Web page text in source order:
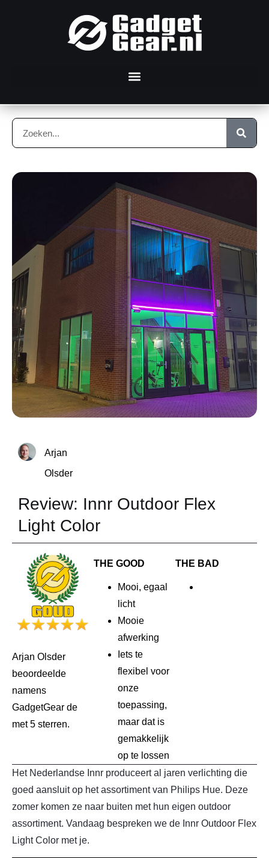
Arjan
Olsder
Review: Innr Outdoor Flex
Light Color
Arjan Olsder
beoordeelde
namens
GadgetGear de
met 5 sterren.
THE GOOD
Mooi, egaal
licht
Mooie
afwerking
Iets te
flexibel voor
onze
toepassing,
maar dat is
gemakkelijk
op te lossen
THE BAD
Het Nederlandse Innr produceert al jaren verlichting die
goed aansluit op het assortiment van Philips Hue. Deze
zomer komen ze naar buiten met hun eigen outdoor
assortiment. Vandaag bespreken we de Innr Outdoor Flex
Light Color met je.